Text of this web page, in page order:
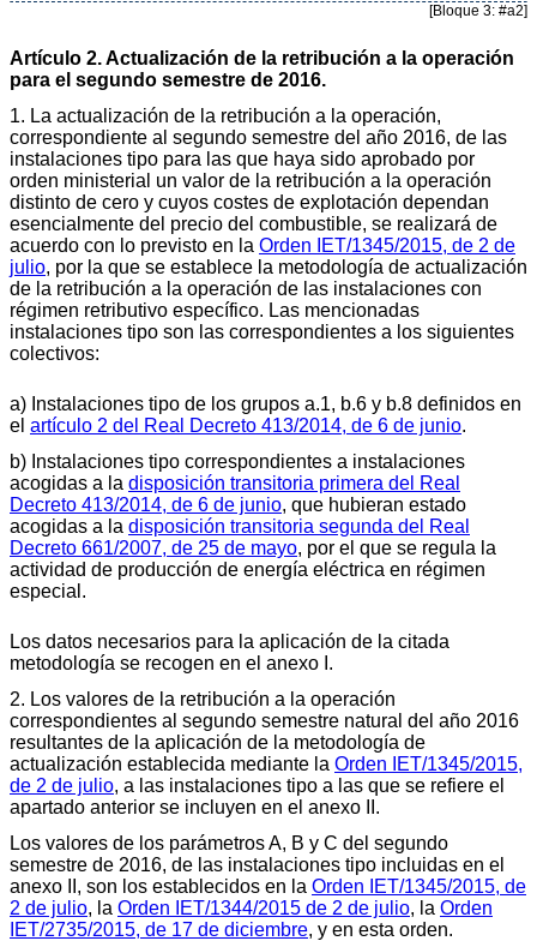
[Bloque 3: #a2]
Artículo 2. Actualización de la retribución a la operación
para el segundo semestre de 2016.
1. La actualización de la retribución a la operación,
correspondiente al segundo semestre del año 2016, de las
instalaciones tipo para las que haya sido aprobado por
orden ministerial un valor de la retribución a la operación
distinto de cero y cuyos costes de explotación dependan
esencialmente del precio del combustible, se realizará de
acuerdo con lo previsto en la Orden IET/1345/2015, de 2 de
julio, por la que se establece la metodología de actualización
de la retribución a la operación de las instalaciones con
régimen retributivo específico. Las mencionadas
instalaciones tipo son las correspondientes a los siguientes
colectivos:
a) Instalaciones tipo de los grupos a.1, b.6 y b.8 definidos en
el artículo 2 del Real Decreto 413/2014, de 6 de junio.
b) Instalaciones tipo correspondientes a instalaciones
acogidas a la disposición transitoria primera del Real
Decreto 413/2014, de 6 de junio, que hubieran estado
acogidas a la disposición transitoria segunda del Real
Decreto 661/2007, de 25 de mayo, por el que se regula la
actividad de producción de energía eléctrica en régimen
especial.
Los datos necesarios para la aplicación de la citada
metodología se recogen en el anexo I.
2. Los valores de la retribución a la operación
correspondientes al segundo semestre natural del año 2016
resultantes de la aplicación de la metodología de
actualización establecida mediante la Orden IET/1345/2015,
de 2 de julio, a las instalaciones tipo a las que se refiere el
apartado anterior se incluyen en el anexo II.
Los valores de los parámetros A, B y C del segundo
semestre de 2016, de las instalaciones tipo incluidas en el
anexo II, son los establecidos en la Orden IET/1345/2015, de
2 de julio, la Orden IET/1344/2015 de 2 de julio, la Orden
IET/2735/2015, de 17 de diciembre, y en esta orden.